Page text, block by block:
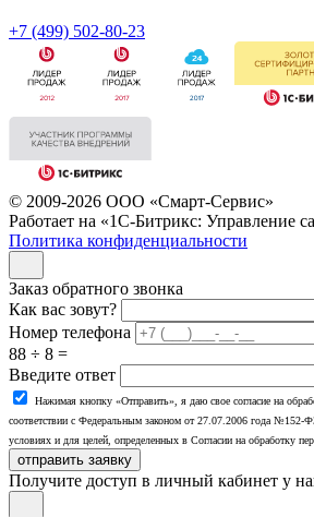
+7 (499) 502-80-23
© 2009-2026 ООО «Смарт-Сервис»
Работает на «1С-Битрикс: Управление
Политика конфиденциальности
Заказ обратного звонка
Как вас зовут?
Номер телефона
88 ÷ 8 =
Введите ответ
Нажимая кнопку «Отправить», я даю свое согласие на
соответствии с Федеральным законом от 27.07.2006 года №152-
условиях и для целей, определенных в Согласии на обработку
отправить заявку
Получите доступ в личный кабинет у